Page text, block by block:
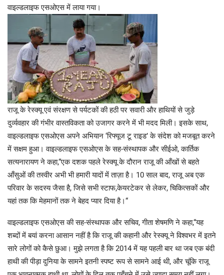
वाइल्डलाइफ एसओएस में लाया गया।
राजू के रेस्क्यू एवं संरक्षण से पर्यटकों की हठी पर सवारी और हाथियों से जुड़े
दुर्व्यवहार की गंभीर वास्तविकता को उजागर करने में भी मदद मिली। इसके साथ,
वाइल्डलाइफ एसओएस अपने अभियान ‘रिफ्यूज टू राइड’ के संदेश को मजबूत करने
में सक्षम हुआ। वाइल्डलाइफ एसओएस के सह-संस्थापक और सीईओ, कार्तिक
सत्यनारायण ने कहा,“एक दशक पहले रेस्क्यू के दौरान राजू की आँखों से बहते
आँसुओं की तस्वीर अभी भी हमारी यादों में ताज़ा है। 10 साल बाद, राजू अब एक
परिवार के सदस्य जैसा है, जिसे सभी स्टाफ,केयरटेकर से लेकर, चिकित्सकों और
यहां तक कि मेहमानों तक ने बेहद प्यार दिया है।“
वाइल्डलाइफ एसओएस की सह-संस्थापक और सचिव, गीता शेषमणि ने कहा,“यह
शब्दों में बयां करना आसान नहीं है कि राजू की कहानी और रेस्क्यू ने विश्वभर में इतने
सारे लोगों को कैसे छुआ। मुझे लगता है कि 2014 में यह पहली बार था जब एक बंदी
हाथी की पीड़ा दुनिया के सामने इतनी स्पष्ट रूप से सामने आई थी, और चूंकि राजू